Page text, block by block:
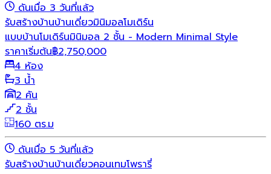
ดันเมื่อ 3 วันที่แล้ว
รับสร้างบ้านบ้านเดี่ยวมินิมอลโมเดิร์น
แบบบ้านโมเดิร์นมินิมอล 2 ชั้น - Modern Minimal Style
ราคาเริ่มต้น฿2,750,000
4 ห้อง
3 น้ำ
2 คัน
2 ชั้น
160 ตร.ม
ดันเมื่อ 5 วันที่แล้ว
รับสร้างบ้านบ้านเดี่ยวคอนเทมโพรารี่